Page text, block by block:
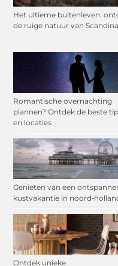
Het ultieme buitenleven:
de ruige natuur van
Romantische overnachting
plannen? Ontdek de beste
en locaties
Genieten van een
kustvakantie in
Ontdek unieke